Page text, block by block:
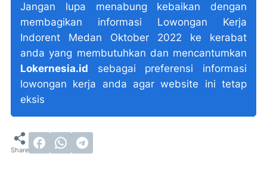
Jangan lupa menabung kebaikan dengan
membagikan informasi Lowongan Kerja
Indorent Medan Oktober 2022 ke kerabat
anda yang membutuhkan dan mencantumkan
Lokernesia.id sebagai preferensi informasi
lowongan kerja anda agar website ini tetap
eksis